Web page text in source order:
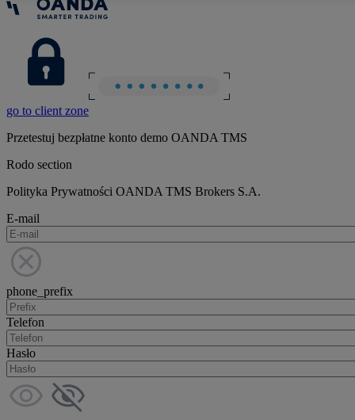
go to client zone
Przetestuj bezpłatne konto demo OANDA TMS
Rodo section
Polityka Prywatności OANDA TMS Brokers S.A.
E-mail
phone_prefix
Telefon
Hasło